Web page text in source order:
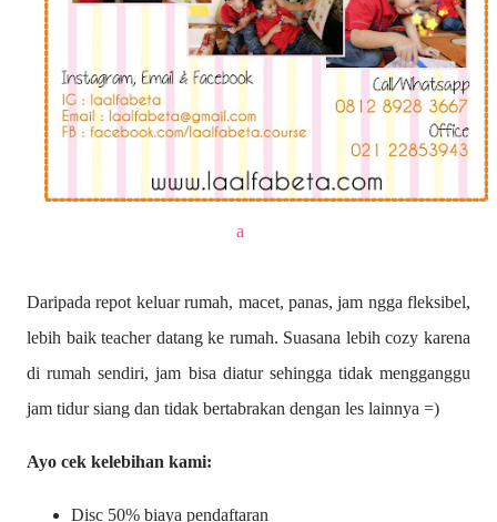
a
Daripada repot keluar rumah, macet, panas, jam ngga fleksibel,
lebih baik teacher datang ke rumah. Suasana lebih cozy karena
di rumah sendiri, jam bisa diatur sehingga tidak mengganggu
jam tidur siang dan tidak bertabrakan dengan les lainnya =)
Ayo cek kelebihan kami:
Disc 50% biaya pendaftaran